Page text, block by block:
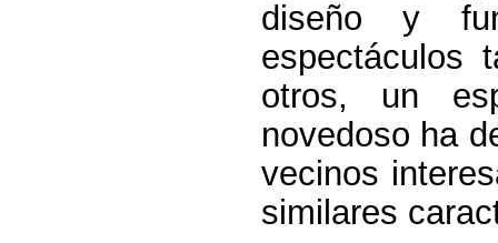
diseño y
espectáculos
otros, un
novedoso ha
vecinos
similares